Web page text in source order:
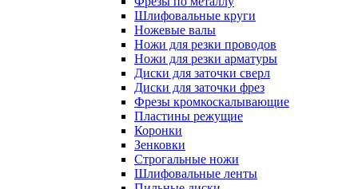
Шлифовальные круги
Ножевые валы
Ножи для резки проводов
Ножи для резки арматуры
Диски для заточки сверл
Диски для заточки фрез
Фрезы кромкоскалывающие
Пластины режущие
Коронки
Зенковки
Строгальные ножи
Шлифовальные ленты